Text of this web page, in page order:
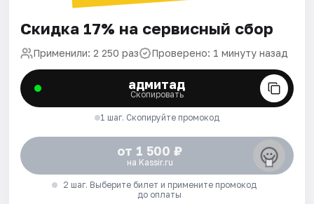
Скидка 17% на сервисный сбор
Применили: 2 250 раз Проверено: 1 минуту назад
адмитад
Скопировать
1 шаг. Скопируйте промокод
от 1 500 ₽
на Kassir.ru
2 шаг. Выберите билет и примените промокод
до оплаты